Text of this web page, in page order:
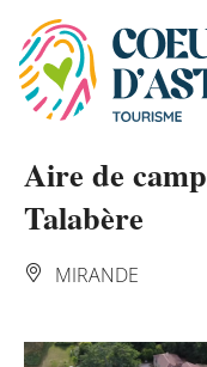
Panneau de gestion
Aire de
Talabère
MIRANDE